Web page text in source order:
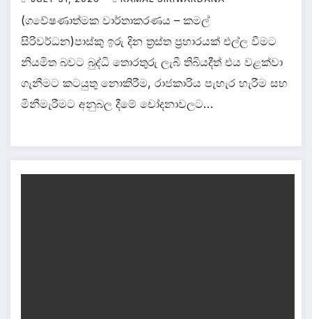
(ගවේෂණාත්මක වාර්තාකරණය – කමල්
සිරිවර්ධන)පාස්කු ඉරු දින ත්‍රස්ත ප්‍රහාරයක් එල්ල වීමට
නියමිත බවට බුද්ධි තොරතුරු ලැබී තිබියදීත් එය වළක්වා
ගැනීමට කටයුතු නොකිරීම, රාජකාරිය පැහැර හැරීම සහ
මිනීමැරීමට අනුබල දීමේ චෝදනාවලට…